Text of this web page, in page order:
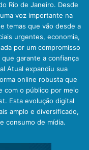
Rio de Janeiro. Desde
voz importante na
temas que vão desde a
urgentes, economia,
por um compromisso
garante a confiança
Atual expandiu sua
online robusta que
com o público por meio
Esta evolução digital
amplo e diversificado,
consumo de mídia.